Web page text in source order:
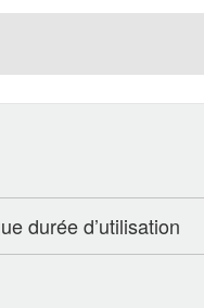
durée d’utilisation